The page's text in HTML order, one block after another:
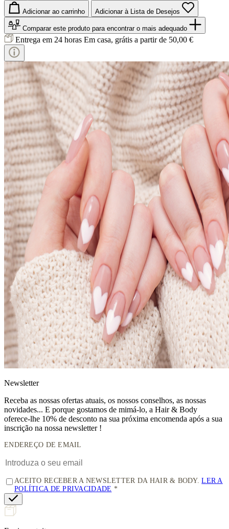
Adicionar ao carrinho Adicionar à Lista de Desejos
Comparar este produto para encontrar o mais adequado
Entrega em 24 horas Em casa, grátis a partir de 50,00 €
Newsletter
Receba as nossas ofertas atuais, os nossos conselhos, as nossas
novidades... E porque gostamos de mimá-lo, a Hair & Body
oferece-lhe 10% de desconto na sua próxima encomenda após a sua
inscrição na nossa newsletter !
ENDEREÇO DE EMAIL
ACEITO RECEBER A NEWSLETTER DA HAIR & BODY.LER A
POLÍTICA DE PRIVACIDADE